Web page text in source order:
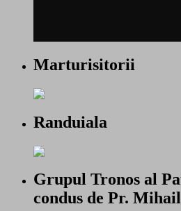
Marturisitorii
Randuiala
Grupul Tronos al
condus de Pr.